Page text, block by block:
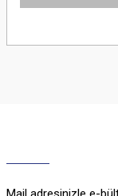
yetersiz gördüğünüz